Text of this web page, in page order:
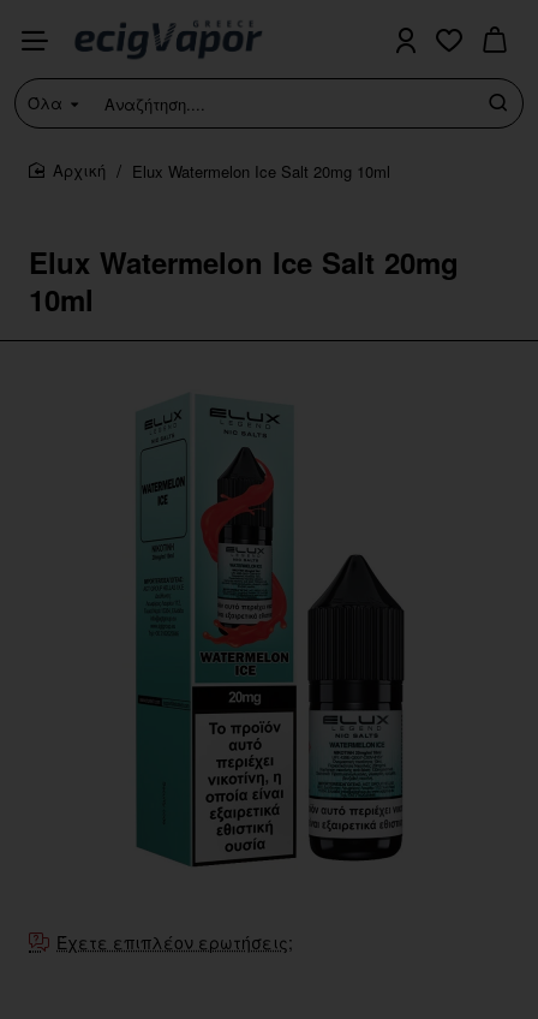
Όλα
Αναζήτηση....
Elux Watermelon Ice Salt 20mg
10ml
home
Elux Watermelon Ice Salt 20mg 10ml
Έχετε επιπλέον ερωτήσεις;